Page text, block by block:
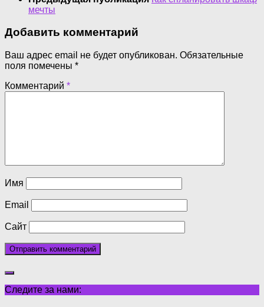
мечты
Добавить комментарий
Ваш адрес email не будет опубликован. Обязательные
поля помечены *
Комментарий *
Имя
Email
Сайт
Следите за нами: